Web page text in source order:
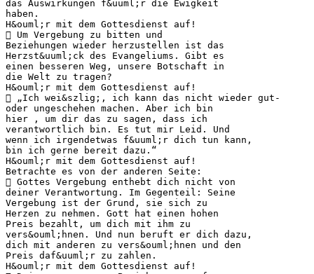
das Auswirkungen f&uuml;r die Ewigkeit
haben.
H&ouml;r mit dem Gottesdienst auf!
 Um Vergebung zu bitten und
Beziehungen wieder herzustellen ist das
Herzst&uuml;ck des Evangeliums. Gibt es
einen besseren Weg, unsere Botschaft in
die Welt zu tragen?
H&ouml;r mit dem Gottesdienst auf!
 „Ich wei&szlig;, ich kann das nicht wieder gut-
oder ungeschehen machen. Aber ich bin
hier , um dir das zu sagen, dass ich
verantwortlich bin. Es tut mir Leid. Und
wenn ich irgendetwas f&uuml;r dich tun kann,
bin ich gerne bereit dazu.“
H&ouml;r mit dem Gottesdienst auf!
Betrachte es von der anderen Seite:
 Gottes Vergebung enthebt dich nicht von
deiner Verantwortung. Im Gegenteil: Seine
Vergebung ist der Grund, sie sich zu
Herzen zu nehmen. Gott hat einen hohen
Preis bezahlt, um dich mit ihm zu
vers&ouml;hnen. Und nun beruft er dich dazu,
dich mit anderen zu vers&ouml;hnen und den
Preis daf&uuml;r zu zahlen.
H&ouml;r mit dem Gottesdienst auf!